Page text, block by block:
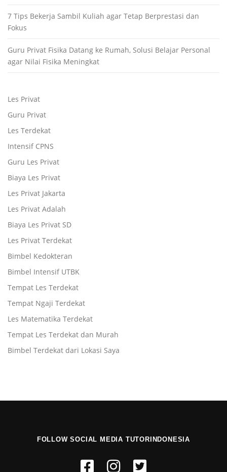
7 Tips Bekerja Sambil Kuliah agar Tetap Berprestasi dan
Fokus
Guru Privat Fisika Datang ke Rumah, Solusi Belajar Personal
agar Nilai Fisika Meningkat
Les Privat
Guru Privat
Les Terdekat
Intensif CPNS
Guru Les Privat
Biaya Les Privat
Les Privat Jakarta
Les Privat Adalah
Biaya Les Privat SD
Les Privat Terdekat
Bimbel Kedokteran
Bimbel Intensif UTBK
Tempat Les Terdekat
Tempat Ngaji Terdekat
Les Matematika Terdekat
Tempat Les Terdekat dan Murah
Bimbel Terdekat dari Lokasi Saya
FOLLOW SOCIAL MEDIA TUTORINDONESIA